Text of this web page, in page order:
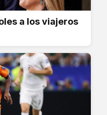
a los viajeros